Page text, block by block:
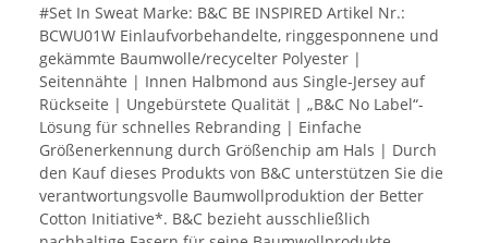
#Set In Sweat Marke: B&C BE INSPIRED Artikel Nr.:
BCWU01W Einlaufvorbehandelte, ringgesponnene und
gekämmte Baumwolle/recycelter Polyester |
Seitennähte | Innen Halbmond aus Single-Jersey auf
Rückseite | Ungebürstete Qualität | „B&C No Label“-
Lösung für schnelles Rebranding | Einfache
Größenerkennung durch Größenchip am Hals | Durch
den Kauf dieses Produkts von B&C unterstützen Sie die
verantwortungsvolle Baumwollproduktion der Better
Cotton Initiative*. B&C bezieht ausschließlich